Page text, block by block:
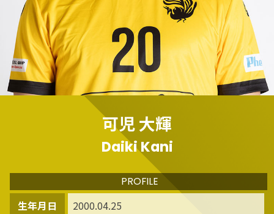
可児 大輝
Daiki Kani
生年月日 2000.04.25
PROFILE